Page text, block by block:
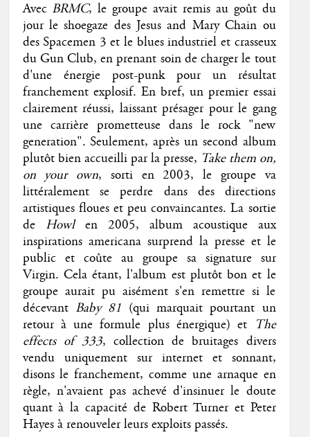
Avec BRMC, le groupe avait remis au goût du
jour le shoegaze des Jesus and Mary Chain ou
des Spacemen 3 et le blues industriel et crasseux
du Gun Club, en prenant soin de charger le tout
d'une énergie post-punk pour un résultat
franchement explosif. En bref, un premier essai
clairement réussi, laissant présager pour le gang
une carrière prometteuse dans le rock "new
generation". Seulement, après un second album
plutôt bien accueilli par la presse, Take them on,
on your own, sorti en 2003, le groupe va
littéralement se perdre dans des directions
artistiques floues et peu convaincantes. La sortie
de Howlen 2005, album acoustique aux
inspirations americana surprend la presse et le
public et coûte au groupe sa signature sur
Virgin. Cela étant, l'album est plutôt bon et le
groupe aurait pu aisément s'en remettre si le
décevant Baby 81 (qui marquait pourtant un
retour à une formule plus énergique) et The
effects of 333, collection de bruitages divers
vendu uniquement sur internet et sonnant,
disons le franchement, comme une arnaque en
règle, n'avaient pas achevé d'insinuer le doute
quant à la capacité de Robert Turner et Peter
Hayes à renouveler leurs exploits passés.